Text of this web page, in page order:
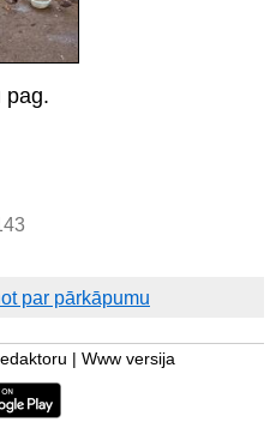
pag.
par pārkāpumu
Www versija